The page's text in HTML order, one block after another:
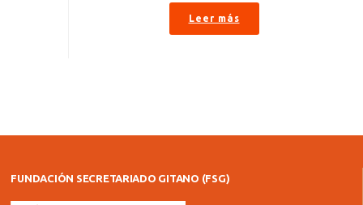
Leer más
FUNDACIÓN SECRETARIADO GITANO (FSG)